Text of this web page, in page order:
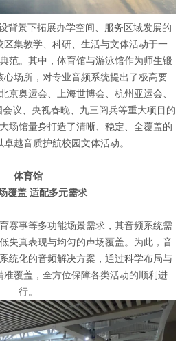
背景下拓展办学空间、服务区域发展的
集教学、科研、生活与文体活动于一
范。其中，体育馆与游泳馆作为师生锻
场所，对专业音频系统提出了极高要
京奥运会、上海世博会、杭州亚运会、
议、央视春晚、九三阅兵等重大项目的
场馆量身打造了清晰、稳定、全覆盖的
越音质护航校园文体活动。
体育馆
覆盖 适配多元需求
赛事等多功能场景需求，其音频系统需
失真表现与均匀的声场覆盖。为此，音
统化的音频解决方案，通过科学布局与
准覆盖，全方位保障各类活动的顺利进
行。